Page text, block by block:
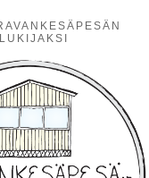
LUKIJAKSI